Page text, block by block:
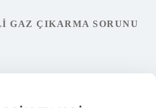
GAZ ÇIKARMA SORUNU